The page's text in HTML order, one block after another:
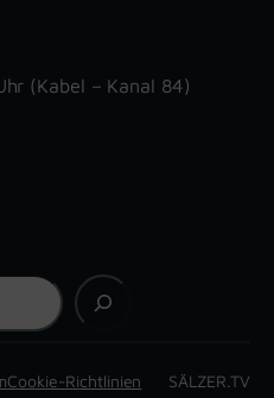
(Kabel – Kanal 84)
Cookie-Richtlinien SÄLZER.TV